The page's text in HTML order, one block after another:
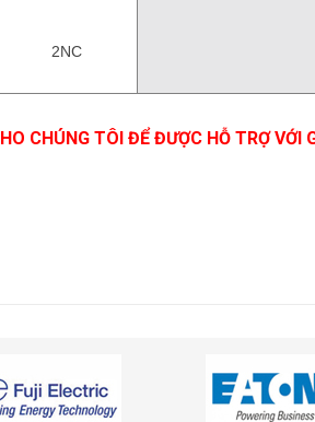
2NC
CHÚNG TÔI ĐỂ ĐƯỢC HỖ TRỢ VỚI